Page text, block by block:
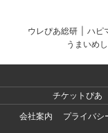
ウレぴあ総研 ハピ
うまいめし
チケットぴあ
会社案内
プライバシ